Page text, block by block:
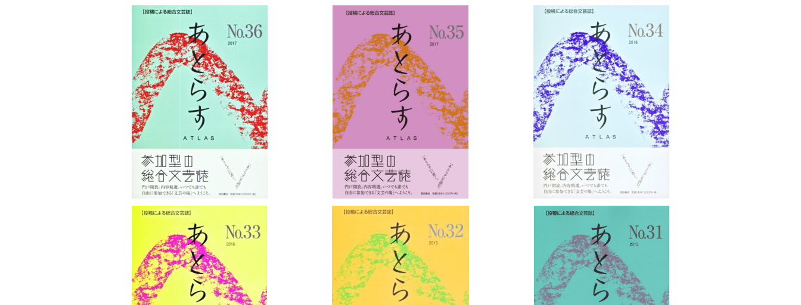
あとらすNo.36
¥1,100
あとらすNo.35
¥1,100
あとらすNo.34
¥1,100
あとらすNo.33
あとらすNo.32
あとらすNo.31